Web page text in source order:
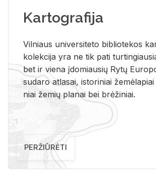
Kartografija
Vil­niaus uni­ver­si­te­to bi­b­lio­te­kos
ko­lek­ci­ja yra ne tik pati
bet ir vie­na įdo­miau­sių Rytų
su­da­ro at­la­sai, is­to­ri­niai
niai že­mių pla­nai bei brė­ži­niai.
PERŽIŪRĖTI